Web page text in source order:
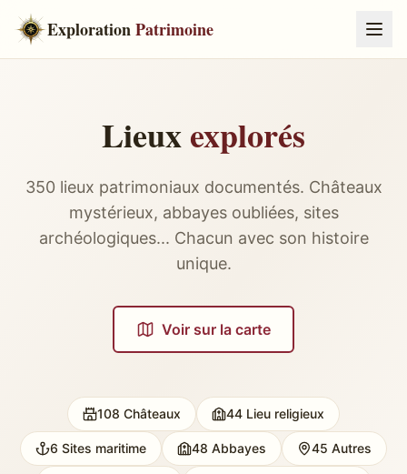
ExplorationPatrimoine
Lieuxexplorés
350 lieux patrimoniaux documentés. Châteaux
mystérieux, abbayes oubliées, sites
archéologiques... Chacun avec son histoire
unique.
Voir sur la carte
108 Châteaux 44 Lieu religieux
6 Sites maritime 48 Abbayes 45 Autres